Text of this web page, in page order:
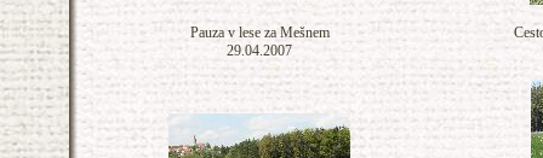
Pauza v lese za Mešnem
29.04.2007